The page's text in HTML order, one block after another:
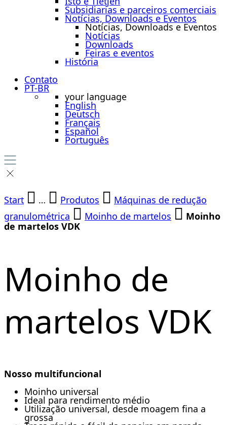
Subsidiarias e parceiros comerciais
Notícias, Downloads e Eventos
Notícias, Downloads e Eventos
Notícias
Downloads
Feiras e eventos
História
Contato
PT-BR
your language
English
Deutsch
Français
Español
Português
Start … Produtos
Máquinas de redução
granulométrica
Moinho de martelos
Moinho
de martelos VDK
Moinho de
martelos VDK
Nosso multifuncional
Moinho universal
Ideal para rendimento médio
Utilização universal, desde moagem fina a
grossa